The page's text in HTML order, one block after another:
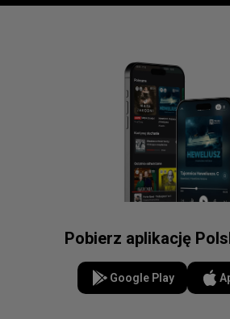
Pobierz aplikację
Google Play